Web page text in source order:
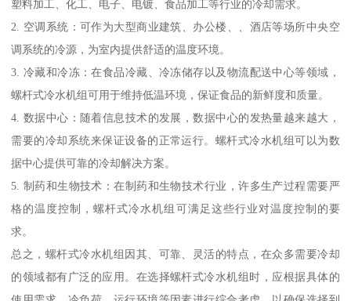
塑料加工、化工、电子、电镀、食品加工等行业的冷却需求。
2. 空调系统：可作为大型商业建筑、办公楼、、酒店等场所中央空
调系统的冷源，为室内提供舒适的温度环境。
3. 冷藏和冷冻：在食品冷藏、冷冻储存以及物流配送中心等领域，
螺杆式冷水机组可用于维持低温环境，保证食品的新鲜度和质量。
4. 数据中心：随着信息技术的发展，数据中心的发热量越来越大，
需要的冷却系统来保证设备的正常运行。螺杆式冷水机组可以为数
据中心提供可靠的冷却解决方案。
5. 制药和生物技术：在制药和生物技术行业，许多生产过程需要严
格的温度控制，螺杆式冷水机组可满足这些行业对温度控制的要
求。
总之，螺杆式冷水机组因其、可靠、灵活的特点，在众多需要冷却
的领域都有广泛的应用。在选择螺杆式冷水机组时，应根据具体的